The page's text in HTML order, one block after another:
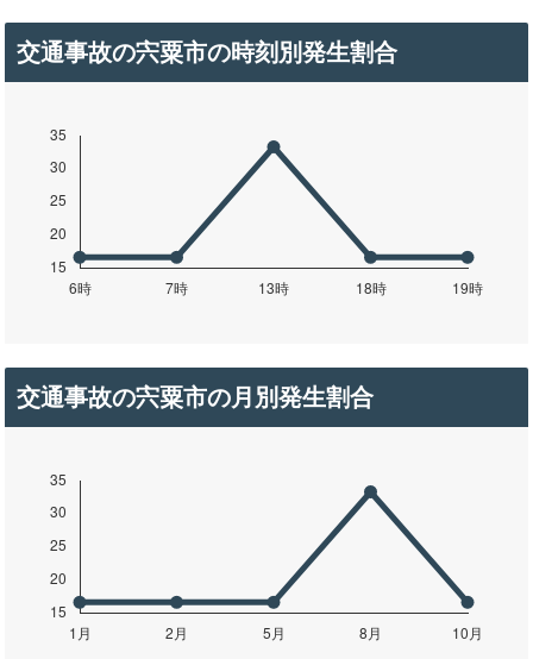
交通事故の宍粟市の時刻別発生割合
交通事故の宍粟市の月別発生割合